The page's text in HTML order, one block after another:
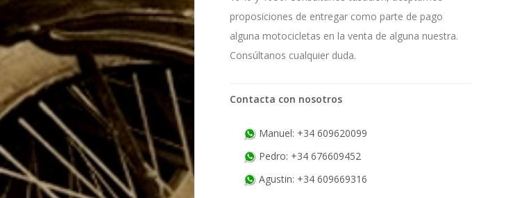
proposiciones de entregar como parte de pago
alguna motocicletas en la venta de alguna nuestra.
Consúltanos cualquier duda.
Contacta con nosotros
Manuel: +34 609620099
Pedro: +34 676609452
Agustin: +34 609669316